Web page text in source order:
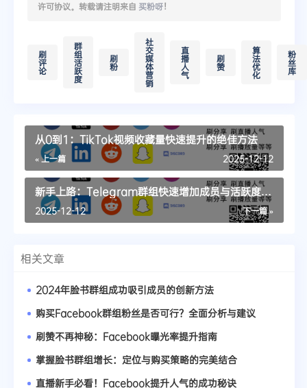
许可协议。转载请注明来自 买粉呀！
刷
评
论
群
组
活
跃
度
刷
粉
社
交
媒
体
营
销
直
播
人
气
刷
赞
算
法
优
化
粉
丝
库
从0到1：TikTok视频收藏量快速提升的绝佳方法
« 上一篇 2025-12-12
新手上路：Telegram群组快速增加成员与活跃度的
方法
下一篇 »
2025-12-12
相关文章
2024年脸书群组成功吸引成员的创新方法
购买Facebook群组粉丝是否可行？全面分析与建议
刷赞不再神秘：Facebook曝光率提升指南
掌握脸书群组增长：定位与购买策略的完美结合
直播新手必看！Facebook提升人气的成功秘诀